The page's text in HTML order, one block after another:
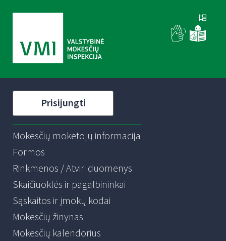
Prisijungti
Mokesčių mokėtojų informacija
Formos
Rinkmenos / Atviri duomenys
Skaičiuoklės ir pagalbininkai
Sąskaitos ir įmokų kodai
Mokesčių žinynas
Mokesčių kalendorius